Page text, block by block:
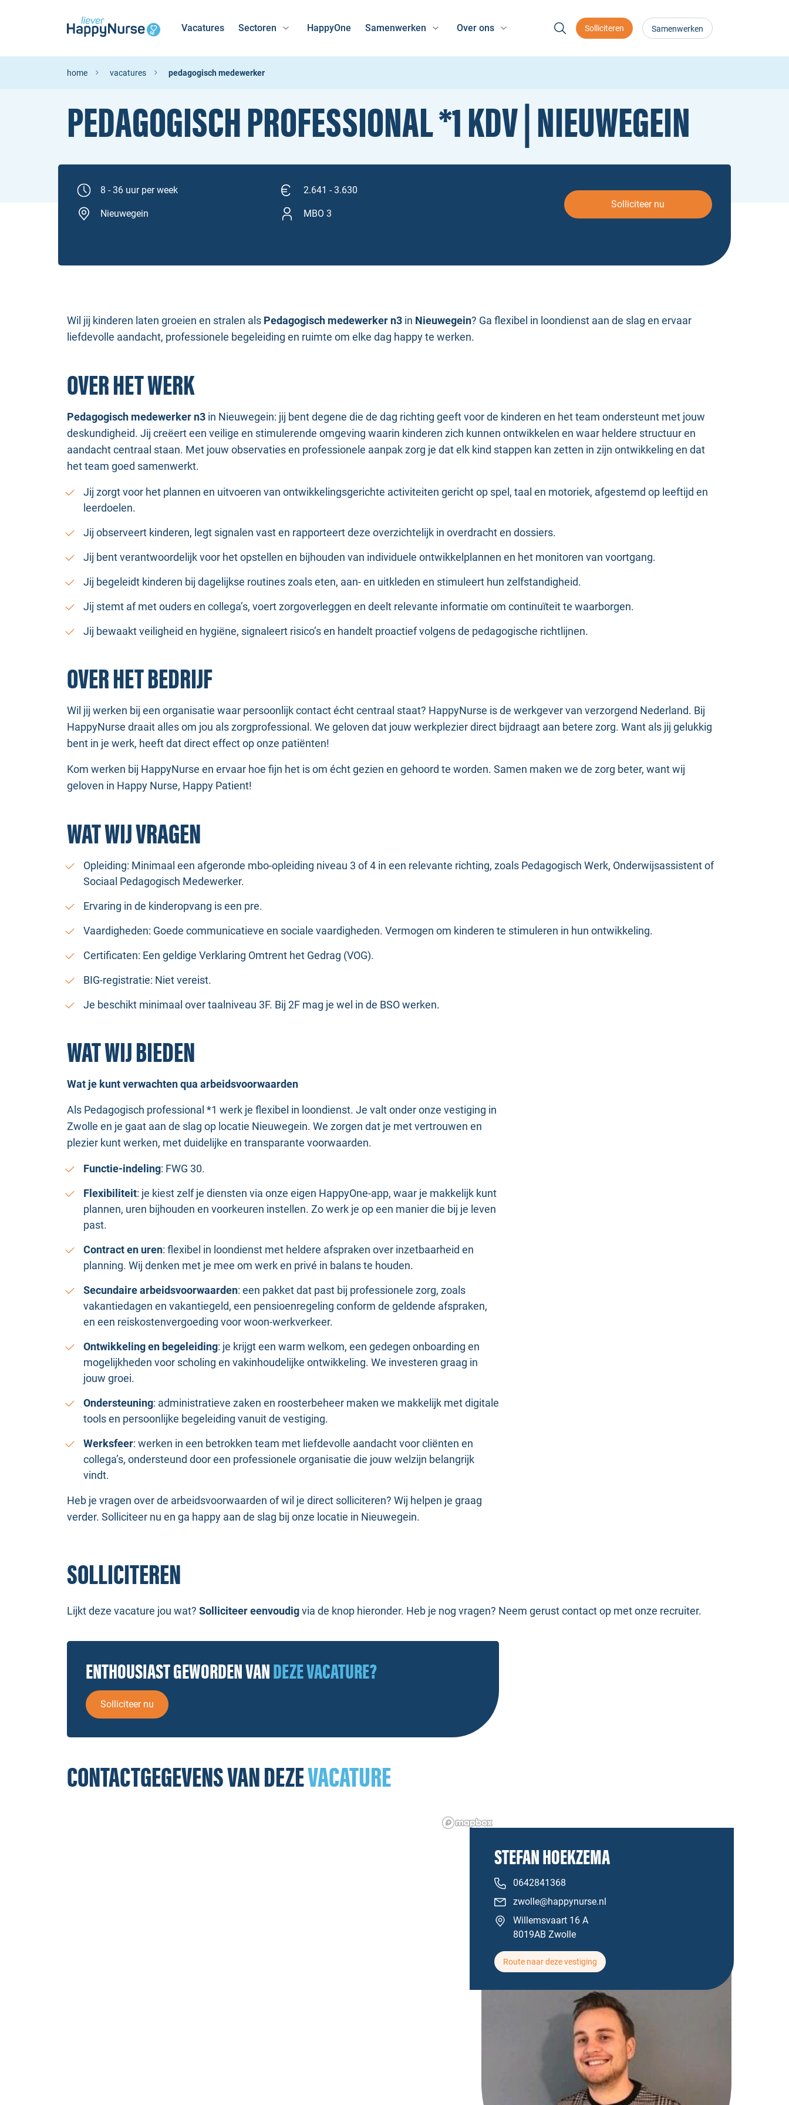
Vacatures Sectoren HappyOne Samenwerken Over ons Solliciteren Samenwerken
home vacatures pedagogisch medewerker
PEDAGOGISCH PROFESSIONAL *1 KDV | NIEUWEGEIN
8 - 36 uur per week 2.641 - 3.630
Nieuwegein MBO 3
Solliciteer nu
Wil jij kinderen laten groeien en stralen als Pedagogisch medewerker n3 in Nieuwegein? Ga flexibel in loondienst aan de slag en ervaar
liefdevolle aandacht, professionele begeleiding en ruimte om elke dag happy te werken.
OVER HET WERK
Pedagogisch medewerker n3 in Nieuwegein: jij bent degene die de dag richting geeft voor de kinderen en het team ondersteunt met jouw
deskundigheid. Jij creëert een veilige en stimulerende omgeving waarin kinderen zich kunnen ontwikkelen en waar heldere structuur en
aandacht centraal staan. Met jouw observaties en professionele aanpak zorg je dat elk kind stappen kan zetten in zijn ontwikkeling en dat
het team goed samenwerkt.
Jij zorgt voor het plannen en uitvoeren van ontwikkelingsgerichte activiteiten gericht op spel, taal en motoriek, afgestemd op leeftijd en
leerdoelen.
Jij observeert kinderen, legt signalen vast en rapporteert deze overzichtelijk in overdracht en dossiers.
Jij bent verantwoordelijk voor het opstellen en bijhouden van individuele ontwikkelplannen en het monitoren van voortgang.
Jij begeleidt kinderen bij dagelijkse routines zoals eten, aan- en uitkleden en stimuleert hun zelfstandigheid.
Jij stemt af met ouders en collega’s, voert zorgoverleggen en deelt relevante informatie om continuïteit te waarborgen.
Jij bewaakt veiligheid en hygiëne, signaleert risico’s en handelt proactief volgens de pedagogische richtlijnen.
OVER HET BEDRIJF
Wil jij werken bij een organisatie waar persoonlijk contact écht centraal staat? HappyNurse is de werkgever van verzorgend Nederland. Bij
HappyNurse draait alles om jou als zorgprofessional. We geloven dat jouw werkplezier direct bijdraagt aan betere zorg. Want als jij gelukkig
bent in je werk, heeft dat direct effect op onze patiënten!
Kom werken bij HappyNurse en ervaar hoe fijn het is om écht gezien en gehoord te worden. Samen maken we de zorg beter, want wij
geloven in Happy Nurse, Happy Patient!
WAT WIJ VRAGEN
Opleiding: Minimaal een afgeronde mbo-opleiding niveau 3 of 4 in een relevante richting, zoals Pedagogisch Werk, Onderwijsassistent of
Sociaal Pedagogisch Medewerker.
Ervaring in de kinderopvang is een pre.
Vaardigheden: Goede communicatieve en sociale vaardigheden. Vermogen om kinderen te stimuleren in hun ontwikkeling.
Certificaten: Een geldige Verklaring Omtrent het Gedrag (VOG).
BIG-registratie: Niet vereist.
Je beschikt minimaal over taalniveau 3F. Bij 2F mag je wel in de BSO werken.
WAT WIJ BIEDEN
Wat je kunt verwachten qua arbeidsvoorwaarden
Als Pedagogisch professional *1 werk je flexibel in loondienst. Je valt onder onze vestiging in
Zwolle en je gaat aan de slag op locatie Nieuwegein. We zorgen dat je met vertrouwen en
plezier kunt werken, met duidelijke en transparante voorwaarden.
Functie-indeling: FWG 30.
Flexibiliteit: je kiest zelf je diensten via onze eigen HappyOne-app, waar je makkelijk kunt
plannen, uren bijhouden en voorkeuren instellen. Zo werk je op een manier die bij je leven
past.
Contract en uren: flexibel in loondienst met heldere afspraken over inzetbaarheid en
planning. Wij denken met je mee om werk en privé in balans te houden.
Secundaire arbeidsvoorwaarden: een pakket dat past bij professionele zorg, zoals
vakantiedagen en vakantiegeld, een pensioenregeling conform de geldende afspraken,
en een reiskostenvergoeding voor woon-werkverkeer.
Ontwikkeling en begeleiding: je krijgt een warm welkom, een gedegen onboarding en
mogelijkheden voor scholing en vakinhoudelijke ontwikkeling. We investeren graag in
jouw groei.
Ondersteuning: administratieve zaken en roosterbeheer maken we makkelijk met digitale
tools en persoonlijke begeleiding vanuit de vestiging.
Werksfeer: werken in een betrokken team met liefdevolle aandacht voor cliënten en
collega’s, ondersteund door een professionele organisatie die jouw welzijn belangrijk
vindt.
Heb je vragen over de arbeidsvoorwaarden of wil je direct solliciteren? Wij helpen je graag
verder. Solliciteer nu en ga happy aan de slag bij onze locatie in Nieuwegein.
SOLLICITEREN
Lijkt deze vacature jou wat? Solliciteer eenvoudigvia de knop hieronder. Heb je nog vragen? Neem gerust contact op met onze recruiter.
ENTHOUSIAST GEWORDEN VANDEZE VACATURE?
Solliciteer nu
CONTACTGEGEVENS VAN DEZEVACATURE
STEFAN HOEKZEMA
0642841368
zwolle@happynurse.nl
Willemsvaart 16 A
8019AB Zwolle
Route naar deze vestiging